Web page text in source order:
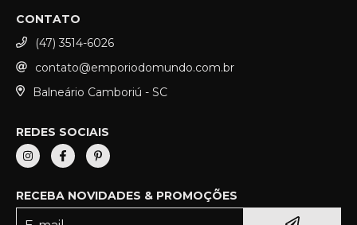
CONTATO
(47) 3514-6026
contato@emporiodomundo.com.br
Balneário Camboriú - SC
REDES SOCIAIS
RECEBA NOVIDADES & PROMOÇÕES